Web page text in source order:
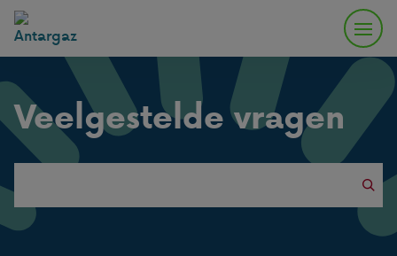
Veelgestelde vragen
this
website